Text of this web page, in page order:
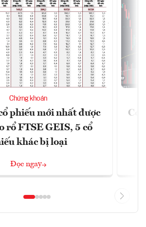
Chứng khoán
phiếu mới nhất được
rổ FTSE GEIS, 5 cổ
khác bị loại
Đọc ngay
Có